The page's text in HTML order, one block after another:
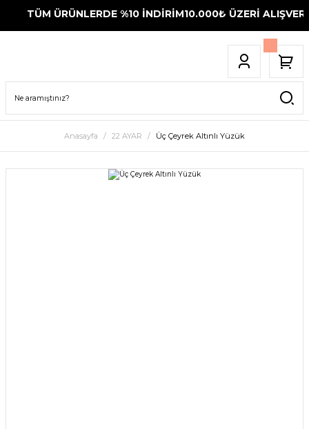
TÜM ÜRÜNLERDE %10 İNDİRİM10.000₺ ÜZERİ
Anasayfa 22 AYAR Üç Çeyrek Altınlı Yüzük